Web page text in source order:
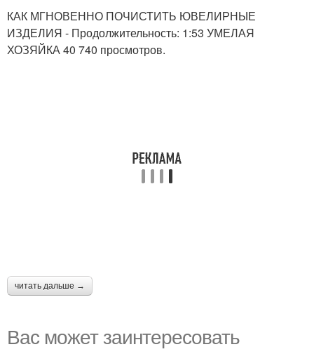
КАК МГНОВЕННО ПОЧИСТИТЬ ЮВЕЛИРНЫЕ
ИЗДЕЛИЯ - Продолжительность: 1:53 УМЕЛАЯ
ХОЗЯЙКА 40 740 просмотров.
читать дальше →
Вас может заинтересовать